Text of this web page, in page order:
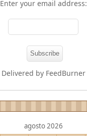
Enter your email address:
Delivered by FeedBurner
agosto 2026